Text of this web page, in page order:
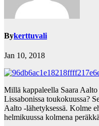
Bykerttuvali
Jan 10, 2018
Millä kappaleella Saara
Lissabonissa toukokuussa?
Aalto -lähetyksessä. Kolme
helmikuussa kolmena